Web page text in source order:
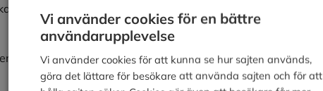
politiska grupper i landet. Europaparlamentet
Vi använder cookies för en bättre
användarupplevelse
Vi använder cookies för att kunna se hur sajten används,
göra det lättare för besökare att använda sajten och för att